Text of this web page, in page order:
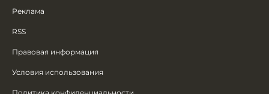
Реклама
RSS
Правовая информация
Условия использования